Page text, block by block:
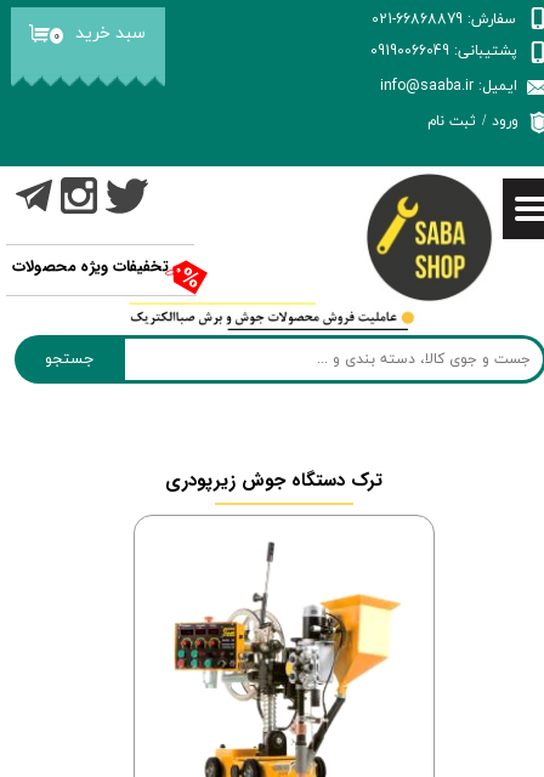
جستجو
ایمیل: info@saaba.ir
سفارش: 66868879-021
۰ سبد خرید
ورود / ثبت نام
حساب کاربری من
تغییر گذر واژه
سفارشات
خروج از حساب کاربری
پشتیبانی: 09190066049
تخفیفات ویژه محصولات
ترک دستگاه جوش زیرپودری